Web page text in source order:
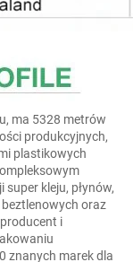
ma 5328 metrów
produkcyjnych,
plastikowych
kleju, płynów,
beztlenowych oraz
i
znanych marek dla